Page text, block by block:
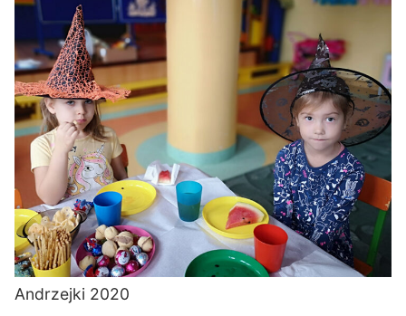
Andrzejki 2020